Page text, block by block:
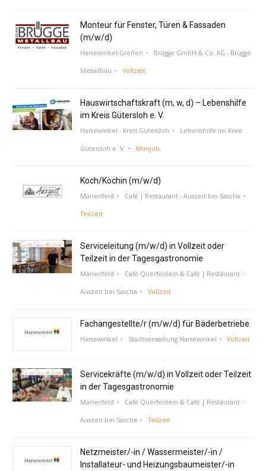
Monteur für Fenster, Türen & Fassaden
(m/w/d)
Harsewinkel-Greffen Brügge GmbH & Co. KG - Brügge
Metallbau Vollzeit
Hauswirtschaftskraft (m, w, d) – Lebenshilfe
im Kreis Gütersloh e. V.
Harsewinkel - Kreis Gütersloh Lebenshilfe im Kreis
Gütersloh e. V. Minijob
Koch/Köchin (m/w/d)
Marienfeld Café | Restaurant - Auszeit bei Sascha
Teilzeit
Serviceleitung (m/w/d) in Vollzeit oder
Teilzeit in der Tagesgastronomie
Marienfeld Café Querfeldein & Café | Restaurant -
Auszeit bei Sascha Vollzeit
Fachangestellte/r (m/w/d) für Bäderbetriebe
Harsewinkel Stadtverwaltung Harsewinkel Vollzeit
Servicekräfte (m/w/d) in Vollzeit oder Teilzeit
in der Tagesgastronomie
Marienfeld Café Querfeldein & Café | Restaurant -
Auszeit bei Sascha Teilzeit
Netzmeister/-in / Wassermeister/-in /
Installateur- und Heizungsbaumeister/-in